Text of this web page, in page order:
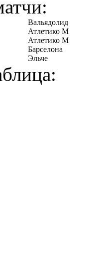
Вальядолид
Атлетико М
Атлетико М
Барселона
Эльче